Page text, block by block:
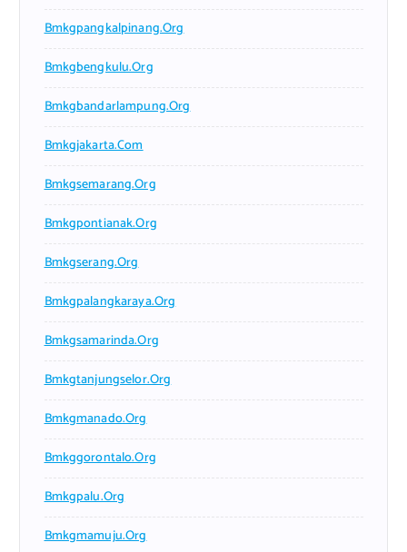
Bmkgpangkalpinang.org
Bmkgbengkulu.org
Bmkgbandarlampung.org
Bmkgjakarta.com
Bmkgsemarang.org
Bmkgpontianak.org
Bmkgserang.org
Bmkgpalangkaraya.org
Bmkgsamarinda.org
Bmkgtanjungselor.org
Bmkgmanado.org
Bmkggorontalo.org
Bmkgpalu.org
Bmkgmamuju.org